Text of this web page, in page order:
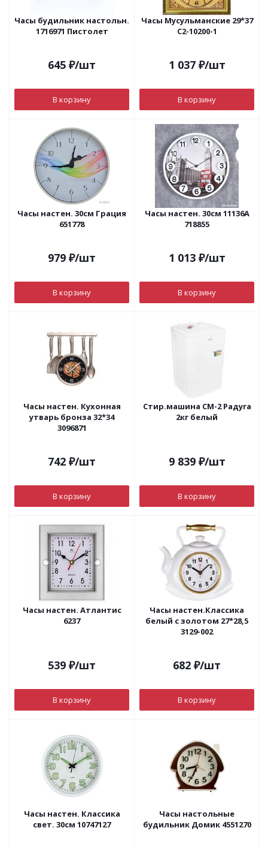
Часы будильник настольн.
1716971 Пистолет
645 ₽/шт
В корзину
Часы Мусульманские 29*37
С2-10200-1
1 037₽/шт
В корзину
Часы настен. 30см Грация
651778
979 ₽/шт
В корзину
Часы настен. 30см 11136А
718855
1 013₽/шт
В корзину
Часы настен. Кухонная
утварь бронза 32*34
3096871
742 ₽/шт
В корзину
Стир.машина СМ-2 Радуга
2кг белый
9 839₽/шт
В корзину
Часы настен. Атлантис
6237
539 ₽/шт
В корзину
Часы настен.Классика
белый с золотом 27*28,5
3129-002
682 ₽/шт
В корзину
Часы настен. Классика
свет. 30см 10747127
Часы настольные
будильник Домик 4551270